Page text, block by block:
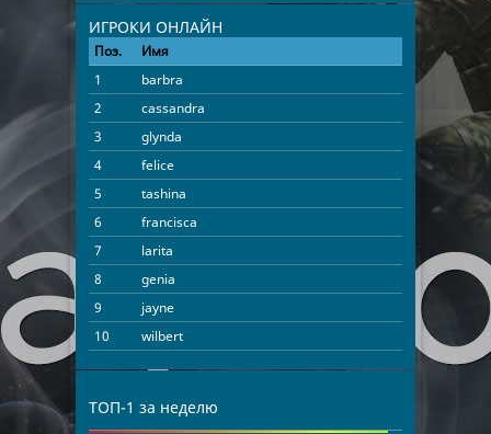
ИГРОКИ ОНЛАЙН
Поз. Имя
Время
1
barbra
14:07:46
2
cassandra
3
glynda
04:57:59
4
felice
04:57:04
5
tashina
6
francisca
7
larita
03:32:37
8
genia
03:02:56
9
jayne
02:29:47
10
wilbert
01:59:21
11
palmer
01:45:37
harlan
ТОП-1 за неделю